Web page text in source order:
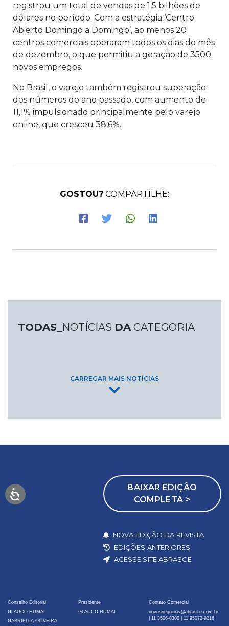
registrou um total de vendas de 1,5 bilhões de
dólares no período. Com a estratégia ‘Centro
Abierto Domingo a Domingo’, ao menos 20
centros comerciais operaram todos os dias do mês
de dezembro, o que permitiu a geração de 3500
novos empregos.
No Brasil, o varejo também registrou superação
dos números do ano passado, com aumento de
11,1% impulsionado principalmente pelo varejo
online, que cresceu 38,6%.
GOSTOU? COMPARTILHE:
TODAS_ NOTÍCIAS DACATEGORIA
CARREGAR MAIS NOTÍCIAS
BAIXAR EDIÇÃO
COMPLETA >
NOVA EDIÇÃO DA REVISTA
EDIÇÕES ANTERIORES
ACESSE SITE ABRASCE
Conselho Editorial
GLAUCO HUMAI
GABRIELLA OLIVEIRA
Presidente
GLAUCO HUMAI
Contato Comercial
novosnegocios@abrasce.com.br
11 3506-8300| 11 95072-9216